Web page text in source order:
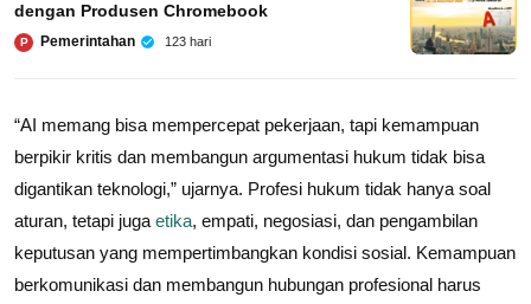
dengan Produsen Chromebook
P Pemerintahan 123 hari
“AI memang bisa mempercepat pekerjaan, tapi kemampuan
berpikir kritis dan membangun argumentasi hukum tidak bisa
digantikan teknologi,” ujarnya. Profesi hukum tidak hanya soal
aturan, tetapi juga etika, empati, negosiasi, dan pengambilan
keputusan yang mempertimbangkan kondisi sosial. Kemampuan
berkomunikasi dan membangun hubungan profesional harus